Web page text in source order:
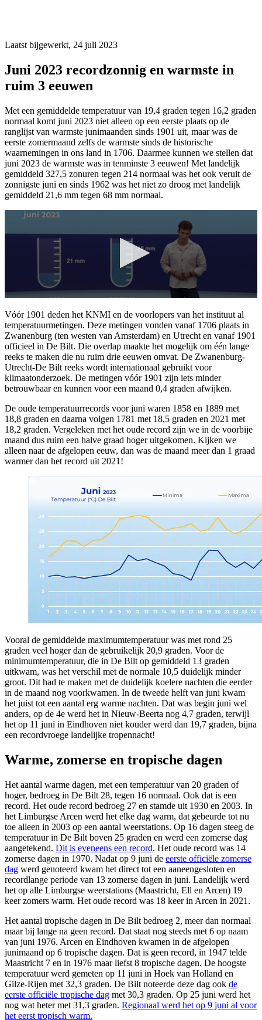
Laatst bijgewerkt, 24 juli 2023
Juni 2023 recordzonnig en warmste in
ruim 3 eeuwen
Met een gemiddelde temperatuur van 19,4 graden tegen 16,2 graden
normaal komt juni 2023 niet alleen op een eerste plaats op de
ranglijst van warmste junimaanden sinds 1901 uit, maar was de
eerste zomermaand zelfs de warmste sinds de historische
waarnemingen in ons land in 1706. Daarmee kunnen we stellen dat
juni 2023 de warmste was in tenminste 3 eeuwen! Met landelijk
gemiddeld 327,5 zonuren tegen 214 normaal was het ook veruit de
zonnigste juni en sinds 1962 was het niet zo droog met landelijk
gemiddeld 21,6 mm tegen 68 mm normaal.
Vóór 1901 deden het KNMI en de voorlopers van het instituut al
temperatuurmetingen. Deze metingen vonden vanaf 1706 plaats in
Zwanenburg (ten westen van Amsterdam) en Utrecht en vanaf 1901
officieel in De Bilt. Die overlap maakte het mogelijk om één lange
reeks te maken die nu ruim drie eeuwen omvat. De Zwanenburg-
Utrecht-De Bilt reeks wordt internationaal gebruikt voor
klimaatonderzoek. De metingen vóór 1901 zijn iets minder
betrouwbaar en kunnen voor een maand 0,4 graden afwijken.
De oude temperatuurrecords voor juni waren 1858 en 1889 met
18,8 graden en daarna volgen 1781 met 18,5 graden en 2021 met
18,2 graden. Vergeleken met het oude record zijn we in de voorbije
maand dus ruim een halve graad hoger uitgekomen. Kijken we
alleen naar de afgelopen eeuw, dan was de maand meer dan 1 graad
warmer dan het record uit 2021!
Vooral de gemiddelde maximumtemperatuur was met rond 25
graden veel hoger dan de gebruikelijk 20,9 graden. Voor de
minimumtemperatuur, die in De Bilt op gemiddeld 13 graden
uitkwam, was het verschil met de normale 10,5 duidelijk minder
groot. Dit had te maken met de duidelijk koelere nachten die eerder
in de maand nog voorkwamen. In de tweede helft van juni kwam
het juist tot een aantal erg warme nachten. Dat was begin juni wel
anders, op de 4e werd het in Nieuw-Beerta nog 4,7 graden, terwijl
het op 11 juni in Eindhoven niet kouder werd dan 19,7 graden, bijna
een recordvroege landelijke tropennacht!
Warme, zomerse en tropische dagen
Het aantal warme dagen, met een temperatuur van 20 graden of
hoger, bedroeg in De Bilt 28, tegen 16 normaal. Ook dat is een
record. Het oude record bedroeg 27 en stamde uit 1930 en 2003. In
het Limburgse Arcen werd het elke dag warm, dat gebeurde tot nu
toe alleen in 2003 op een aantal weerstations. Op 16 dagen steeg de
temperatuur in De Bilt boven 25 graden en werd een zomerse dag
aangetekend. Dit is eveneens een record. Het oude record was 14
zomerse dagen in 1970. Nadat op 9 juni de eerste officiële zomerse
dag werd genoteerd kwam het direct tot een aaneengesloten en
recordlange periode van 13 zomerse dagen in juni. Landelijk werd
het op alle Limburgse weerstations (Maastricht, Ell en Arcen) 19
keer zomers warm. Het oude record was 18 keer in Arcen in 2021.
Het aantal tropische dagen in De Bilt bedroeg 2, meer dan normaal
maar bij lange na geen record. Dat staat nog steeds met 6 op naam
van juni 1976. Arcen en Eindhoven kwamen in de afgelopen
junimaand op 6 tropische dagen. Dat is geen record, in 1947 telde
Maastricht 7 en in 1976 maar liefst 8 tropische dagen. De hoogste
temperatuur werd gemeten op 11 juni in Hoek van Holland en
Gilze-Rijen met 32,3 graden. De Bilt noteerde deze dag ook de
eerste officiële tropische dag met 30,3 graden. Op 25 juni werd het
nog wat heter met 31,3 graden. Regionaal werd het op 9 juni al voor
het eerst tropisch warm.